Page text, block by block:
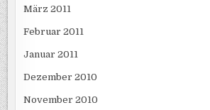
März 2011
Februar 2011
Januar 2011
Dezember 2010
November 2010